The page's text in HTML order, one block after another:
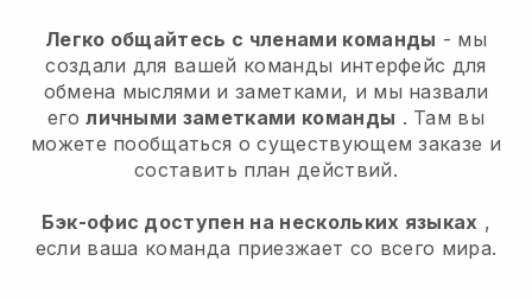
Легко общайтесь с членами команды - мы
создали для вашей команды интерфейс для
обмена мыслями и заметками, и мы назвали
еголичными заметками команды . Там вы
можете пообщаться о существующем заказе и
составить план действий.
Бэк-офис доступен на нескольких языках ,
если ваша команда приезжает со всего мира.